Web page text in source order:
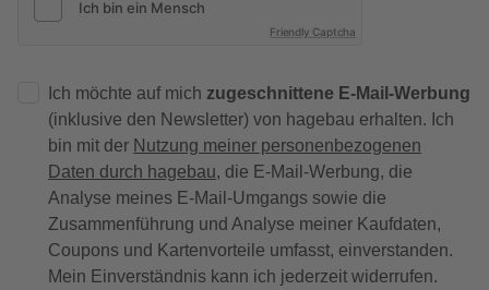
Friendly Captcha
Ich möchte auf mich zugeschnittene E-Mail-Werbung
(inklusive den Newsletter) von hagebau erhalten. Ich
bin mit der Nutzung meiner personenbezogenen
Daten durch hagebau, die E-Mail-Werbung, die
Analyse meines E-Mail-Umgangs sowie die
Zusammenführung und Analyse meiner Kaufdaten,
Coupons und Kartenvorteile umfasst, einverstanden.
Mein Einverständnis kann ich jederzeit widerrufen.